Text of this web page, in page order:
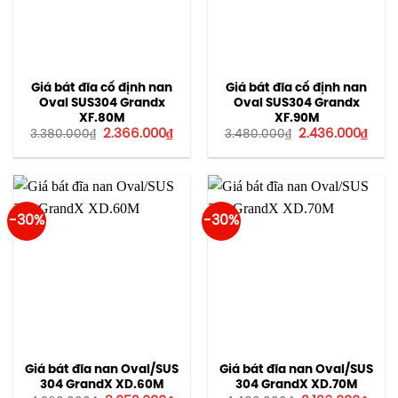
Giá bát đĩa cố định nan
Oval SUS304 Grandx
XF.80M
3.380.000₫
Giá
là:
2.366.000₫Giá
tại
2.366.000₫.
Giá bát đĩa cố định nan
Oval SUS304 Grandx
XF.90M
3.480.000₫
Giá
là:
2.436.000₫Giá
tại
-30%
Giá bát đĩa nan Oval/SUS
304 GrandX XD.60M
-30%
Giá bát đĩa nan Oval/SUS
304 GrandX XD.70M